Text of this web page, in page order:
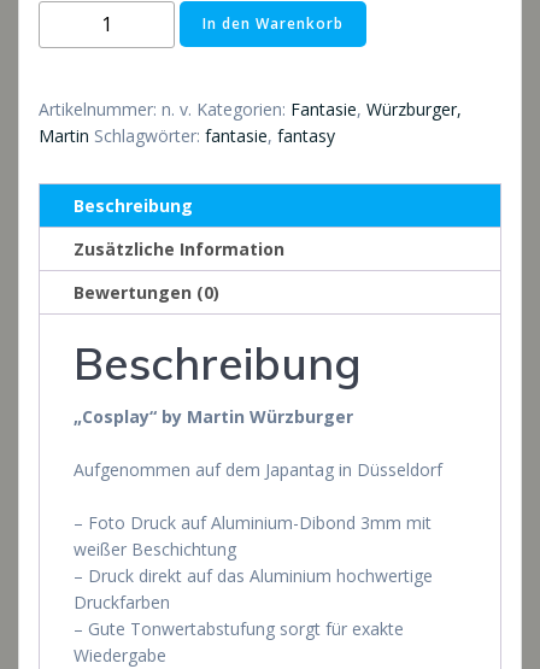
Cosplay
Menge
In den Warenkorb
Artikelnummer: n. v. Kategorien: Fantasie, Würzburger,
Martin Schlagwörter: fantasie, fantasy
Beschreibung
Zusätzliche Information
Bewertungen (0)
Beschreibung
„Cosplay“ by Martin Würzburger
Aufgenommen auf dem Japantag in Düsseldorf
– Foto Druck auf Aluminium-Dibond 3mm mit
weißer Beschichtung
– Druck direkt auf das Aluminium hochwertige
Druckfarben
– Gute Tonwertabstufung sorgt für exakte
Wiedergabe